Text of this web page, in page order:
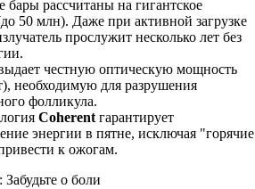
бары рассчитаны на гигантское
50 млн). Даже при активной загрузке
прослужит несколько лет без
честную оптическую мощность
необходимую для разрушения
фолликула.
Coherent гарантирует
энергии в пятне, исключая "горячие
к ожогам.
о боли